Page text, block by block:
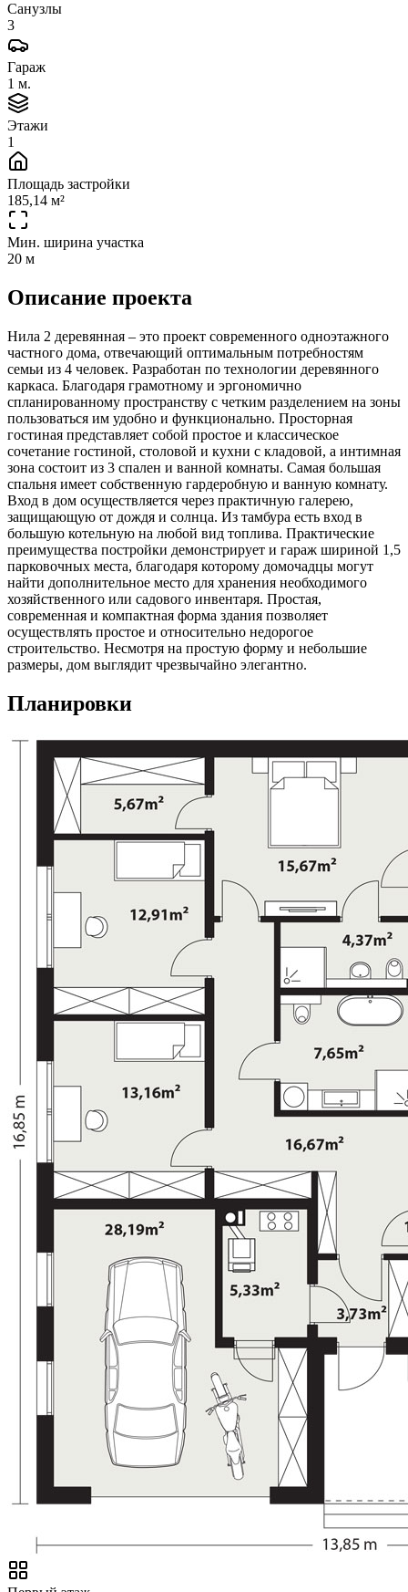
Санузлы
3
Гараж
1 м.
Этажи
1
Площадь застройки
185,14 м²
Мин. ширина участка
20 м
Описание проекта
Нила 2 деревянная – это проект современного одноэтажного
частного дома, отвечающий оптимальным потребностям
семьи из 4 человек. Разработан по технологии деревянного
каркаса. Благодаря грамотному и эргономично
спланированному пространству с четким разделением на зоны
пользоваться им удобно и функционально. Просторная
гостиная представляет собой простое и классическое
сочетание гостиной, столовой и кухни с кладовой, а интимная
зона состоит из 3 спален и ванной комнаты. Самая большая
спальня имеет собственную гардеробную и ванную комнату.
Вход в дом осуществляется через практичную галерею,
защищающую от дождя и солнца. Из тамбура есть вход в
большую котельную на любой вид топлива. Практические
преимущества постройки демонстрирует и гараж шириной 1,5
парковочных места, благодаря которому домочадцы могут
найти дополнительное место для хранения необходимого
хозяйственного или садового инвентаря. Простая,
современная и компактная форма здания позволяет
осуществлять простое и относительно недорогое
строительство. Несмотря на простую форму и небольшие
размеры, дом выглядит чрезвычайно элегантно.
Планировки